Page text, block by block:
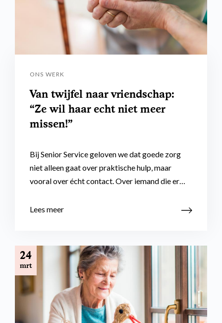
ONS WERK
Van twijfel naar vriendschap:
“Ze wil haar echt niet meer
missen!”
Bij Senior Service geloven we dat goede zorg
niet alleen gaat over praktische hulp, maar
vooral over écht contact. Over iemand die er…
Lees meer
24
mrt